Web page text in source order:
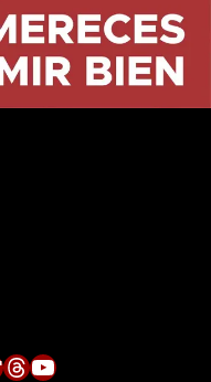
Threads YouTube